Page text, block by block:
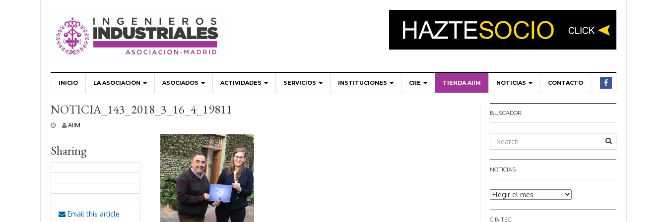
INICIO LA ASOCIACIÓN ASOCIADOS ACTIVIDADES SERVICIOS INSTITUCIONES CIIE TIENDA AIIM NOTICIAS CONTACTO
NOTICIA_143_2018_3_16_4_19811
,
2
0
AIIM
Sharing
Email this article
BUSCADOR
NOTICIAS
Noticias
CIBITEC